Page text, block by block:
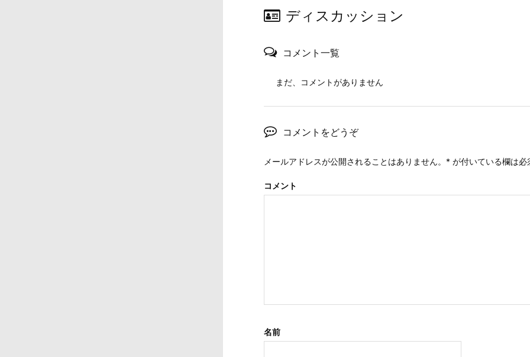
ディスカッション
コメント一覧
まだ、コメントがありません
コメントをどうぞ
メールアドレスが公開されることはありません。 * が付いている欄は必
コメント
名前